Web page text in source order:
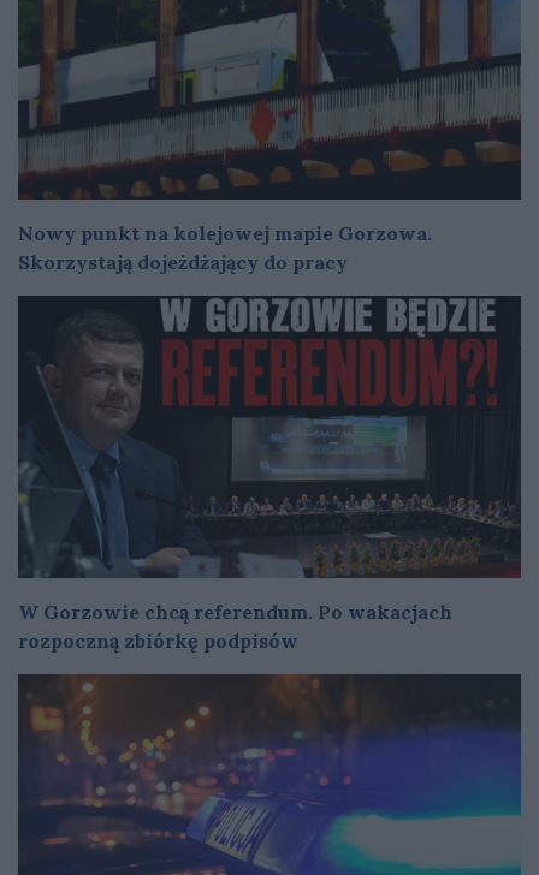
Nowy punkt na kolejowej mapie Gorzowa.
Skorzystają dojeżdżający do pracy
W Gorzowie chcą referendum. Po wakacjach
rozpoczną zbiórkę podpisów